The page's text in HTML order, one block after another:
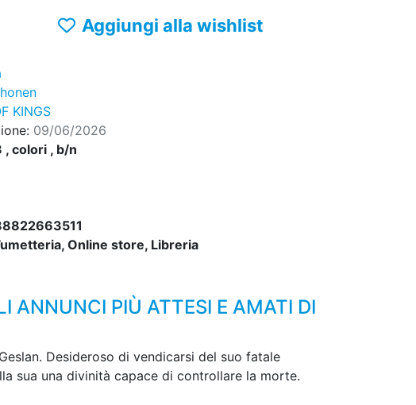
Aggiungi alla wishlist
KINGS
09/06/2026
, colori , b/n
Online store, Libreria
ANNUNCI PIÙ ATTESI E AMATI DI
Desideroso di vendicarsi del suo fatale
sua una divinità capace di controllare la morte.